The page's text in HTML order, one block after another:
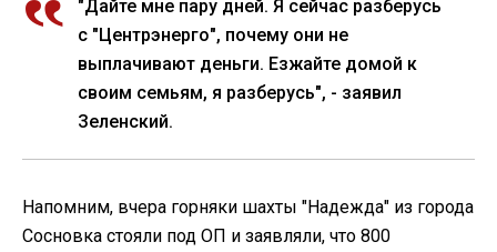
"Дайте мне пару дней. Я сейчас разберусь
с "Центрэнерго", почему они не
выплачивают деньги. Езжайте домой к
своим семьям, я разберусь", - заявил
Зеленский.
Напомним, вчера горняки шахты "Надежда" из города
Сосновка стояли под ОП и заявляли, что 800